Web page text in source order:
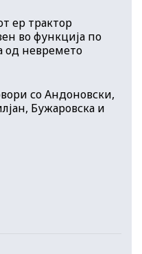
ер трактор
во функција по
од невремето
со Андоновски,
Бужаровска и